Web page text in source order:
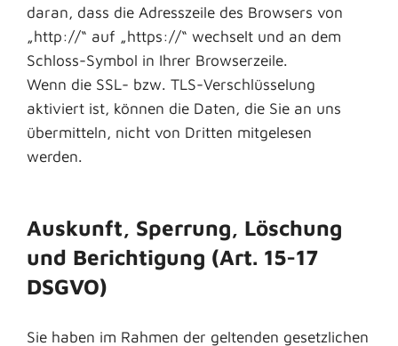
daran, dass die Adresszeile des Browsers von
„http://“ auf „https://“ wechselt und an dem
Schloss-Symbol in Ihrer Browserzeile.
Wenn die SSL- bzw. TLS-Verschlüsselung
aktiviert ist, können die Daten, die Sie an uns
übermitteln, nicht von Dritten mitgelesen
werden.
Auskunft, Sperrung, Löschung
und Berichtigung (Art. 15-17
DSGVO)
Sie haben im Rahmen der geltenden gesetzlichen